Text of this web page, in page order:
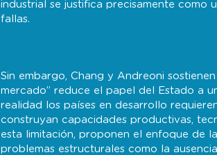
industrial se justifica precisamente como
fallas.
Sin embargo, Chang y Andreoni
mercado” reduce el papel del Estado a
realidad los países en desarrollo
construyan capacidades productivas,
esta limitación, proponen el enfoque de
problemas estructurales como la